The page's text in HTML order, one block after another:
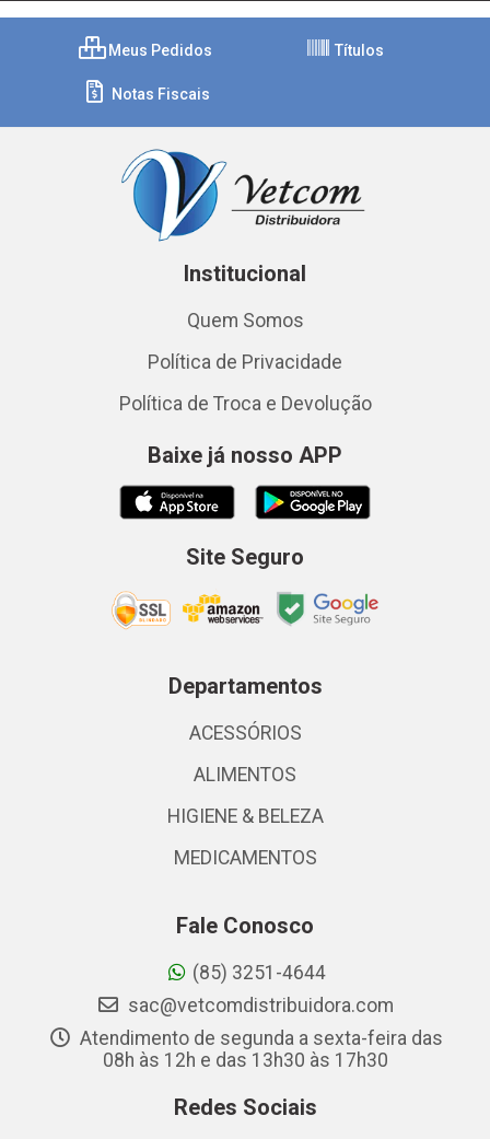
Meus Pedidos Títulos
Notas Fiscais
Institucional
Quem Somos
Política de Privacidade
Política de Troca e Devolução
Baixe já nosso APP
Site Seguro
Departamentos
ACESSÓRIOS
ALIMENTOS
HIGIENE & BELEZA
MEDICAMENTOS
Fale Conosco
(85) 3251-4644
sac@vetcomdistribuidora.com
Atendimento de segunda a sexta-feira das
08h às 12h e das 13h30 às 17h30
Redes Sociais